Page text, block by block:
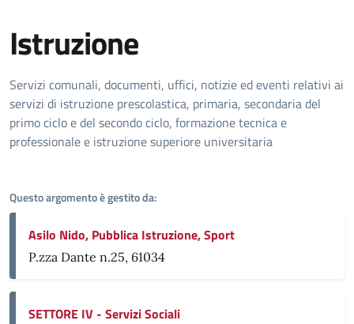
Istruzione
Dettagli della notizia
Servizi comunali, documenti, uffici, notizie ed eventi relativi ai
servizi di istruzione prescolastica, primaria, secondaria del
primo ciclo e del secondo ciclo, formazione tecnica e
professionale e istruzione superiore universitaria
Questo argomento è gestito da:
Asilo Nido, Pubblica Istruzione, Sport
P.zza Dante n.25, 61034
SETTORE IV - Servizi Sociali